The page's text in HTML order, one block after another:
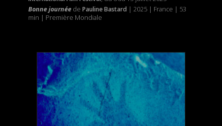
Bonne journéede Pauline Bastard | 2025 | France | 53
min | Première Mondiale